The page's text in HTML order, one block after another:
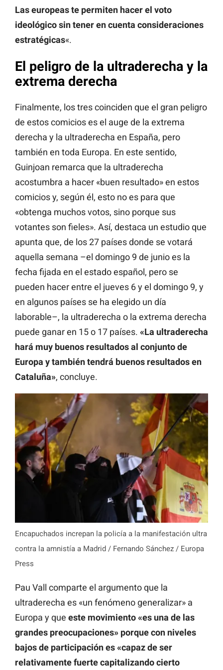
Las europeas te permiten hacer el voto
ideológico sin tener en cuenta consideraciones
estratégicas«.
El peligro de la ultraderecha y la
extrema derecha
Finalmente, los tres coinciden que el gran peligro
de estos comicios es el auge de la extrema
derecha y la ultraderecha en España, pero
también en toda Europa. En este sentido,
Guinjoan remarca que la ultraderecha
acostumbra a hacer «buen resultado» en estos
comicios y, según él, esto no es para que
«obtenga muchos votos, sino porque sus
votantes son fieles». Así, destaca un estudio que
apunta que, de los 27 países donde se votará
aquella semana –el domingo 9 de junio es la
fecha fijada en el estado español, pero se
pueden hacer entre el jueves 6 y el domingo 9, y
en algunos países se ha elegido un día
laborable–, la ultraderecha o la extrema derecha
puede ganar en 15 o 17 países. «La ultraderecha
hará muy buenos resultados al conjunto de
Europa y también tendrá buenos resultados en
Cataluña», concluye.
Encapuchados increpan la policía a la manifestación ultra
contra la amnistía a Madrid / Fernando Sánchez / Europa
Press
Pau Vall comparte el argumento que la
ultraderecha es «un fenómeno generalizar» a
Europa y que este movimiento «es una de las
grandes preocupaciones» porque con niveles
bajos de participación es «capaz de ser
relativamente fuerte capitalizando cierto